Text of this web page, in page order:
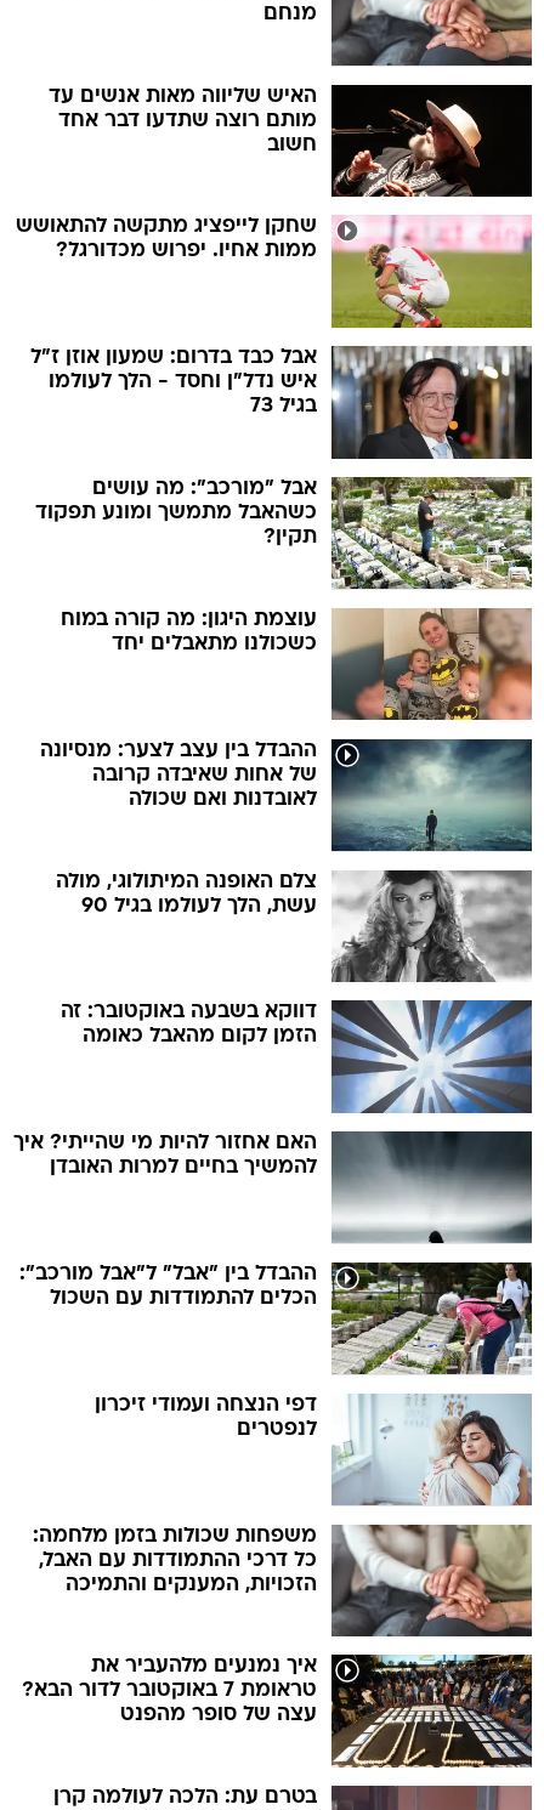
מנחם
האיש שליווה מאות אנשים עד
מותם רוצה שתדעו דבר אחד
חשוב
שחקן לייפציג מתקשה להתאושש
ממות אחיו. יפרוש מכדורגל?
אבל כבד בדרום: שמעון אוזן ז"ל
איש נדל"ן וחסד - הלך לעולמו
בגיל 73
אבל "מורכב": מה עושים
כשהאבל מתמשך ומונע תפקוד
תקין?
עוצמת היגון: מה קורה במוח
כשכולנו מתאבלים יחד
ההבדל בין עצב לצער: מנסיונה
של אחות שאיבדה קרובה
לאובדנות ואם שכולה
צלם האופנה המיתולוגי, מולה
עשת, הלך לעולמו בגיל 90
דווקא בשבעה באוקטובר: זה
הזמן לקום מהאבל כאומה
האם אחזור להיות מי שהייתי? איך
להמשיך בחיים למרות האובדן
ההבדל בין "אבל" ל"אבל מורכב":
הכלים להתמודדות עם השכול
דפי הנצחה ועמודי זיכרון
לנפטרים
משפחות שכולות בזמן מלחמה:
כל דרכי ההתמודדות עם האבל,
הזכויות, המענקים והתמיכה
איך נמנעים מלהעביר את
טראומת 7 באוקטובר לדור הבא?
עצה של סופר מהפנט
בטרם עת: הלכה לעולמה קרן